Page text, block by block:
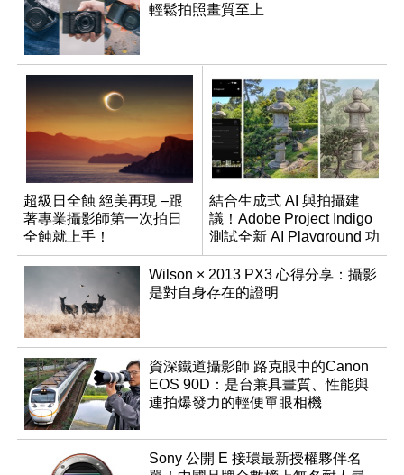
輕鬆拍照畫質至上
超級日全蝕 絕美再現 –跟
著專業攝影師第一次拍日
全蝕就上手！
結合生成式 AI 與拍攝建
議！Adobe Project Indigo
測試全新 AI Playground 功
能
Wilson × 2013 PX3 心得分享：攝影
是對自身存在的證明
資深鐵道攝影師 路克眼中的Canon
EOS 90D：是台兼具畫質、性能與
連拍爆發力的輕便單眼相機
Sony 公開 E 接環最新授權夥伴名